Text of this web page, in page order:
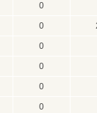
0
0
0
0
0
0